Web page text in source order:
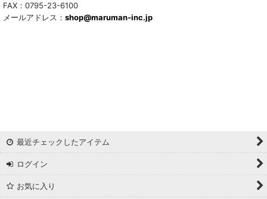
FAX：0795-23-6100
メールアドレス： shop@maruman-inc.jp
最近チェックしたアイテム
ログイン
お気に入り